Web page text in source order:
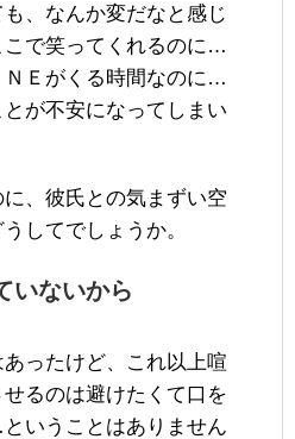
、なんか変だなと感じ
こで笑ってくれるのに…
ＮＥがくる時間なのに…
が不安になってしまい
、彼氏との気まずい空
してでしょうか。
いないから
ったけど、これ以上喧
るのは避けたくて口を
いうことはありません